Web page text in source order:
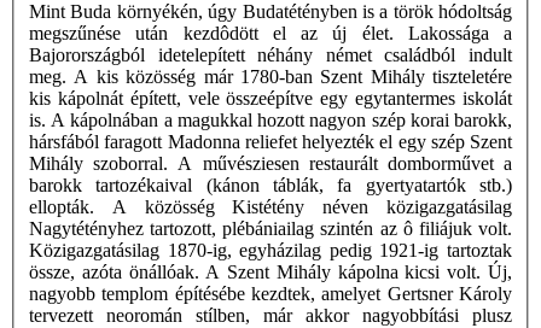
Mint Buda környékén, úgy Budatétényben is a török hódoltság
megszűnése után kezdôdött el az új élet. Lakossága a
Bajorországból idetelepített néhány német családból indult
meg. A kis közösség már 1780-ban Szent Mihály tiszteletére
kis kápolnát épített, vele összeépítve egy egytantermes iskolát
is. A kápolnában a magukkal hozott nagyon szép korai barokk,
hársfából faragott Madonna reliefet helyezték el egy szép Szent
Mihály szoborral. A művésziesen restaurált domborművet a
barokk tartozékaival (kánon táblák, fa gyertyatartók stb.)
ellopták. A közösség Kistétény néven közigazgatásilag
Nagytétényhez tartozott, plébániailag szintén az ô filiájuk volt.
Közigazgatásilag 1870-ig, egyházilag pedig 1921-ig tartoztak
össze, azóta önállóak. A Szent Mihály kápolna kicsi volt. Új,
nagyobb templom építésébe kezdtek, amelyet Gertsner Károly
tervezett neoromán stílben, már akkor nagyobbítási plusz